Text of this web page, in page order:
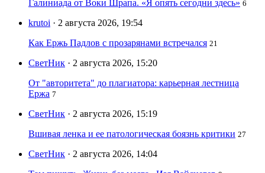
Галиниада от Воки Шрапа. «Я опять сегодни здесь» 6
krutoi · 2 августа 2026, 19:54
Как Ержь Падлов с прозарянами встречался 21
СветНик · 2 августа 2026, 15:20
От "авторитета" до плагиатора: карьерная лестница
Ержа 7
СветНик · 2 августа 2026, 15:19
Вшивая ленка и ее патологическая боязнь критики 27
СветНик · 2 августа 2026, 14:04